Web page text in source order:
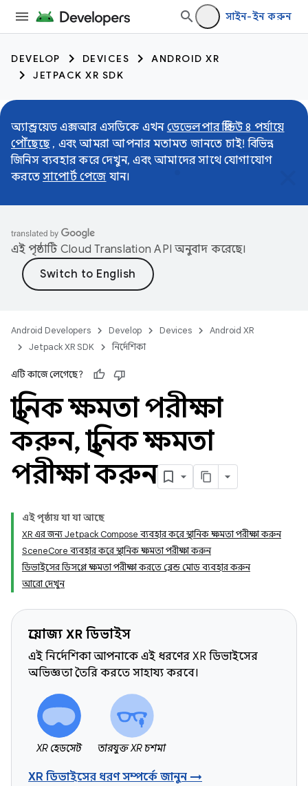
সাইন-ইন করুন
DEVELOP DEVICES
ANDROID XR
JETPACK XR SDK
অ্যান্ড্রয়েড এক্সআর এসডিকে এখন ডেভেলপার প্রিভিউ ৪ পর্যায়ে
পৌঁছেছে, এবং আমরা আপনার মতামত জানতে চাই! বিভিন্ন
জিনিস ব্যবহার করে দেখুন, এবং আমাদের সাথে যোগাযোগ
করতে সাপোর্ট পেজে যান।
এই পৃষ্ঠাটি Cloud Translation API অনুবাদ করেছে।
Android Developers Develop Devices
Android XR
Jetpack XR SDK
নির্দেশিকা
এটি কাজে লেগেছে?
স্থানিক ক্ষমতা পরীক্ষা
করুন,স্থানিক ক্ষমতা
পরীক্ষা করুন
এই পৃষ্ঠায় যা যা আছে
XR এর জন্য Jetpack Compose ব্যবহার করে স্থানিক ক্ষমতা পরীক্ষা করুন
SceneCore ব্যবহার করে স্থানিক ক্ষমতা পরীক্ষা করুন
ডিভাইসের ডিসপ্লে ক্ষমতা পরীক্ষা করতে ব্লেন্ড মোড ব্যবহার করুন
আরো দেখুন
প্রযোজ্য XR ডিভাইস
এই নির্দেশিকা আপনাকে এই ধরণের XR ডিভাইসের
অভিজ্ঞতা তৈরি করতে সাহায্য করবে।
XR হেডসেট তারযুক্ত XR চশমা
XR ডিভাইসের ধরণ সম্পর্কে জানুন →